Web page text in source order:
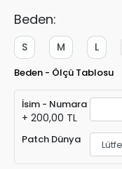
Beden:
L
M
S
Beden - Ölçü Tablosu
İsim - Numara
+ 200,00 TL
Patch Dünya